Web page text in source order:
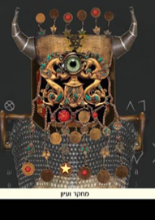
רחל אלבק-גדרון